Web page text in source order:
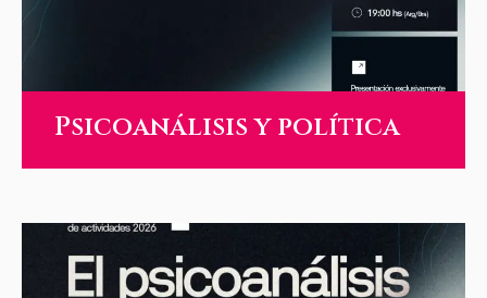
Psicoanálisis y política